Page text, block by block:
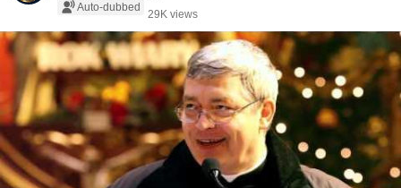
Auto-dubbed
29K views